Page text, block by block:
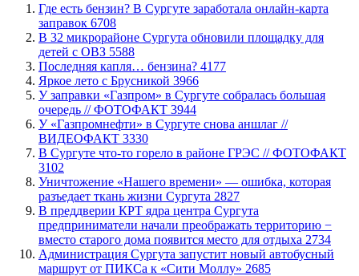
​Где есть бензин? В Сургуте заработала онлайн-карта
заправок 6708
В 32 микрорайоне Сургута обновили площадку для
детей с ОВЗ 5588
​Последняя капля… бензина? 4177
Яркое лето с Брусникой 3966
​У заправки «Газпром» в Сургуте собралась большая
очередь // ФОТОФАКТ 3944
У «Газпромнефти» в Сургуте снова аншлаг //
ВИДЕОФАКТ 3330
​В Сургуте что-то горело в районе ГРЭС // ФОТОФАКТ
3102
​Уничтожение «Нашего времени» — ошибка, которая
разъедает ткань жизни Сургута 2827
​В преддверии КРТ ядра центра Сургута
предприниматели начали преображать территорию −
вместо старого дома появится место для отдыха 2734
​Администрация Сургута запустит новый автобусный
маршрут от ПИКСа к «Сити Моллу» 2685